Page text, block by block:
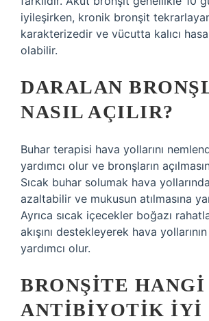
iyileşirken, kronik bronşit
karakterizedir ve vücutta kalıcı
olabilir.
DARALAN
NASIL AÇILIR?
Buhar terapisi hava yollarını
yardımcı olur ve bronşların
Sıcak buhar solumak hava
azaltabilir ve mukusun atılmasına
Ayrıca sıcak içecekler boğazı
akışını destekleyerek hava yollarının
yardımcı olur.
BRONŞITE HANGI
ANTIBIYOTIK IYI